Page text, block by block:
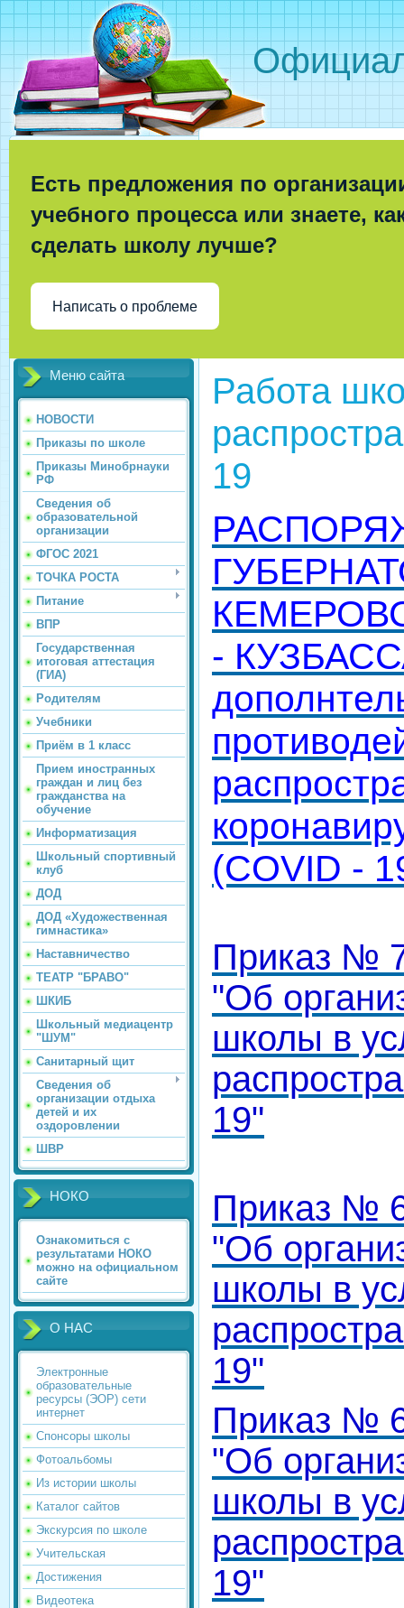
Есть предложения по
учебного процесса или знаете,
сделать школу лучше?
Написать о проблеме
Меню сайта
НОВОСТИ
Приказы по школе
Приказы Минобрнауки
РФ
Сведения об
образовательной
организации
ФГОС 2021
ТОЧКА РОСТА
Питание
ВПР
Государственная
итоговая аттестация
(ГИА)
Родителям
Учебники
Приём в 1 класс
Прием иностранных
граждан и лиц без
гражданства на
обучение
Информатизация
Школьный спортивный
клуб
ДОД
ДОД «Художественная
гимнастика»
Наставничество
ТЕАТР "БРАВО"
ШКИБ
Школьный медиацентр
"ШУМ"
Санитарный щит
Сведения об
организации отдыха
детей и их
оздоровлении
ШВР
НОКО
Ознакомиться с
результатами НОКО
можно на официальном
сайте
О НАС
Электронные
образовательные
ресурсы (ЭОР) сети
интернет
Спонсоры школы
Фотоальбомы
Из истории школы
Каталог сайтов
Экскурсия по школе
Учительская
Достижения
Видеотека
Работа
19
-
(COVID -
Приказ №
"Об
школы в
19"
Приказ №
"Об
школы в
19"
Приказ №
"Об
школы в
19"